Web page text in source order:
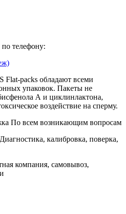
по телефону:
Flat-packs обладают всеми
упаковок. Пакеты не
А и циклинлактона,
воздействие на сперму.
По всем возникающим вопросам
Диагностика, калибровка, поверка,
компания, самовывоз,